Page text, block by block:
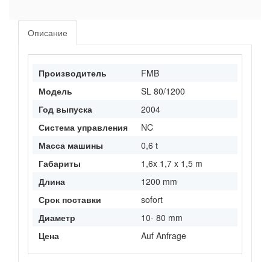
Описание
Производитель
FMB
Модель
SL 80/1200
Год выпуска
2004
Система управления
NC
Масса машины
0,6 t
Габариты
1,6x 1,7 x 1,5 m
Длина
1200 mm
Срок поставки
sofort
Диаметр
10- 80 mm
Цена
Auf Anfrage